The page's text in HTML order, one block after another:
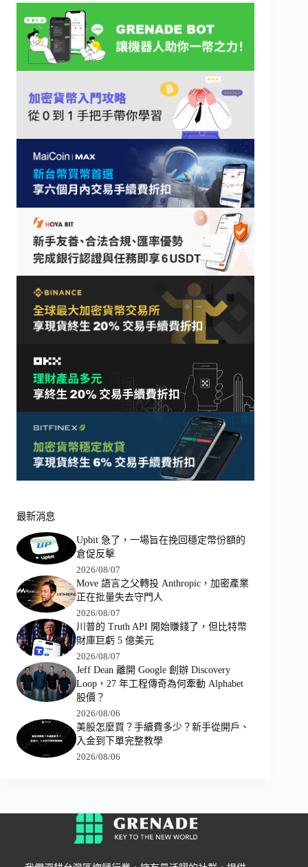
最新消息
Upbit 急了，一場旨在挽回穩定幣份額的
倉促反擊
2026/08/07
Move 語言之父轉投 Anthropic，加密產業
正在批量失去守門人
2026/08/07
川普的 Truth API 開始賺錢了，但比特幣
財庫巨虧 5 億美元
2026/08/07
Jeff Dean 離開 Google 創辦 Discovery
Loop，27 年工程傳奇為何牽動 Alphabet
股價？
2026/08/06
美股怎麼買？手續費多少？新手從開戶、
入金到下單完整教學
2026/08/06